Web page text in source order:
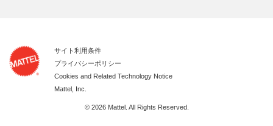
サイト利用条件
プライバシーポリシー
Cookies and Related Technology Notice
Mattel, Inc.
© 2026 Mattel. All Rights Reserved.